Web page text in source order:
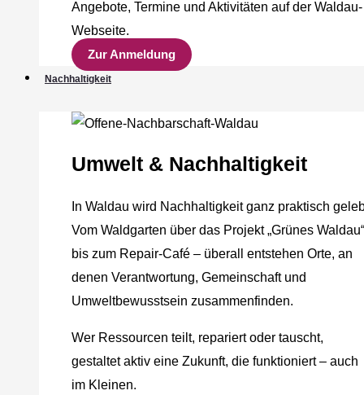
Angebote, Termine und Aktivitäten auf der Waldau-
Webseite.
Zur Anmeldung
Nachhaltigkeit
Umwelt & Nachhaltigkeit
In Waldau wird Nachhaltigkeit ganz praktisch
Vom Waldgarten über das Projekt „Grünes Waldau“
bis zum Repair-Café – überall entstehen Orte, an
denen Verantwortung, Gemeinschaft und
Umweltbewusstsein zusammenfinden.
Wer Ressourcen teilt, repariert oder tauscht,
gestaltet aktiv eine Zukunft, die funktioniert – auch
im Kleinen.